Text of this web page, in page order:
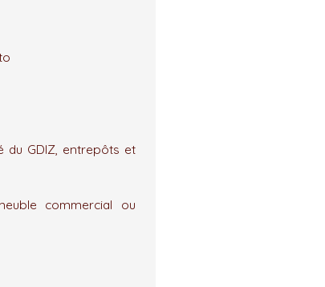
du GDIZ, entrepôts et
commercial ou